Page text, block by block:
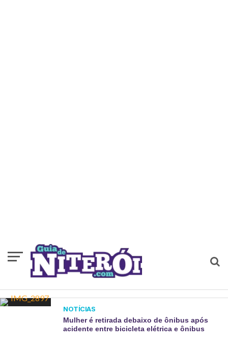
NOTÍCIAS
Mulher é retirada debaixo de ônibus após
acidente entre bicicleta elétrica e ônibus